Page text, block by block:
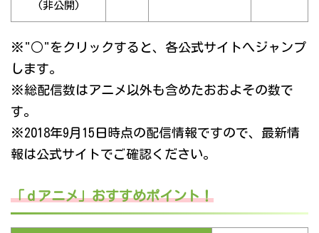
(非公開)
※"○"をクリックすると、各公式サイトへジャンプ
します。
※総配信数はアニメ以外も含めたおおよその数で
す。
※2018年9月15日時点の配信情報ですので、最新情
報は公式サイトでご確認ください。
「ｄアニメ」おすすめポイント！